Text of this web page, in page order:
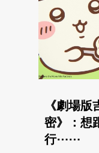
《劇場
密》：想
行⋯⋯